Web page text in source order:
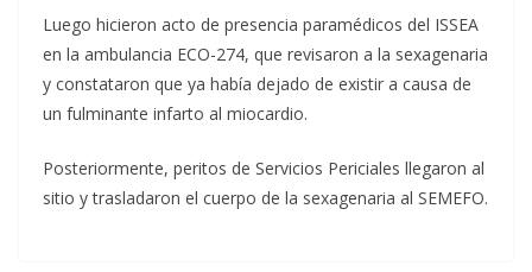
Luego hicieron acto de presencia paramédicos del ISSEA
en la ambulancia ECO-274, que revisaron a la sexagenaria
y constataron que ya había dejado de existir a causa de
un fulminante infarto al miocardio.
Posteriormente, peritos de Servicios Periciales llegaron al
sitio y trasladaron el cuerpo de la sexagenaria al SEMEFO.